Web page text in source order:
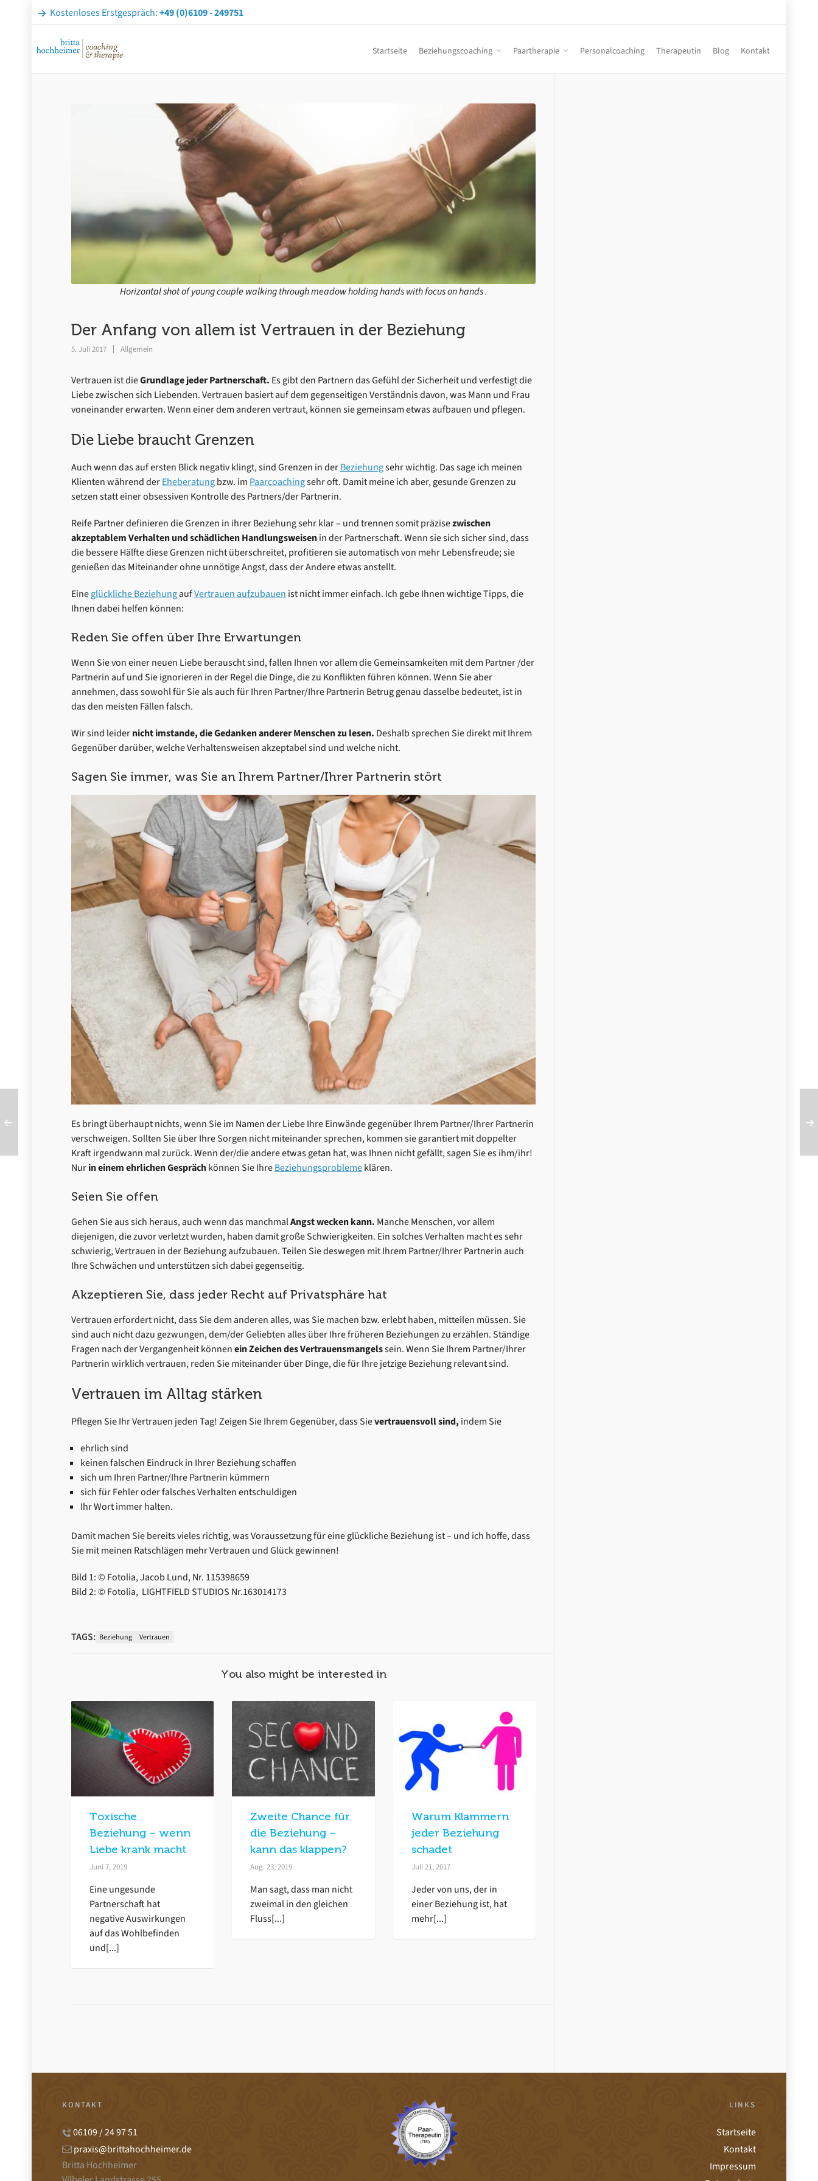
Kostenloses Erstgespräch:+49 (0)6109 - 249751
Startseite Beziehungscoaching Paartherapie Personalcoaching Therapeutin Blog Kontakt
Horizontal shot of young couple walking through meadow holding hands with focus on hands .
Der Anfang von allem ist Vertrauen in der Beziehung
5. Juli 2017 Allgemein
Vertrauen ist dieGrundlage jeder Partnerschaft. Es gibt den Partnern das Gefühl der Sicherheit und verfestigt die
Liebe zwischen sich Liebenden. Vertrauen basiert auf dem gegenseitigen Verständnis davon, was Mann und Frau
voneinander erwarten. Wenn einer dem anderen vertraut, können sie gemeinsam etwas aufbauen und pflegen.
Die Liebe braucht Grenzen
Auch wenn das auf ersten Blick negativ klingt, sind Grenzen in derBeziehungsehr wichtig. Das sage ich meinen
Klienten während derEheberatungbzw. im Paarcoachingsehr oft. Damit meine ich aber, gesunde Grenzen zu
setzen statt einer obsessiven Kontrolle des Partners/der Partnerin.
Reife Partner definieren die Grenzen in ihrer Beziehung sehr klar – und trennen somit präzisezwischen
akzeptablem Verhalten und schädlichen Handlungsweisenin der Partnerschaft. Wenn sie sich sicher sind, dass
die bessere Hälfte diese Grenzen nicht überschreitet, profitieren sie automatisch von mehr Lebensfreude; sie
genießen das Miteinander ohne unnötige Angst, dass der Andere etwas anstellt.
Eineglückliche BeziehungaufVertrauen aufzubauen ist nicht immer einfach. Ich gebe Ihnen wichtige Tipps, die
Ihnen dabei helfen können:
Reden Sie offen über Ihre Erwartungen
Wenn Sie von einer neuen Liebe berauscht sind, fallen Ihnen vor allem die Gemeinsamkeiten mit dem Partner /der
Partnerin auf und Sie ignorieren in der Regel die Dinge, die zu Konflikten führen können. Wenn Sie aber
annehmen, dass sowohl für Sie als auch für Ihren Partner/Ihre Partnerin Betrug genau dasselbe bedeutet, ist in
das den meisten Fällen falsch.
Wir sind leidernicht imstande,die Gedanken anderer Menschen zu lesen. Deshalb sprechen Sie direkt mit Ihrem
Gegenüber darüber, welche Verhaltensweisen akzeptabel sind und welche nicht.
Sagen Sie immer, was Sie an Ihrem Partner/Ihrer Partnerin stört
Es bringt überhaupt nichts, wenn Sie im Namen der Liebe Ihre Einwände gegenüber Ihrem Partner/Ihrer Partnerin
verschweigen. Sollten Sie über Ihre Sorgen nicht miteinander sprechen, kommen sie garantiert mit doppelter
Kraft irgendwann mal zurück. Wenn der/die andere etwas getan hat, was Ihnen nicht gefällt, sagen Sie es ihm/ihr!
Nurin einem ehrlichen Gesprächkönnen Sie IhreBeziehungsproblemeklären.
Seien Sie offen
Gehen Sie aus sich heraus, auch wenn das manchmalAngst wecken kann. Manche Menschen, vor allem
diejenigen, die zuvor verletzt wurden, haben damit große Schwierigkeiten. Ein solches Verhalten macht es sehr
schwierig, Vertrauen in der Beziehung aufzubauen. Teilen Sie deswegen mit Ihrem Partner/Ihrer Partnerin auch
Ihre Schwächen und unterstützen sich dabei gegenseitig.
Akzeptieren Sie, dass jeder Recht auf Privatsphäre hat
Vertrauen erfordert nicht, dass Sie dem anderen alles, was Sie machen bzw. erlebt haben, mitteilen müssen. Sie
sind auch nicht dazu gezwungen, dem/der Geliebten alles über Ihre früheren Beziehungen zu erzählen. Ständige
Fragen nach der Vergangenheit könnenein Zeichen des Vertrauensmangelssein. Wenn Sie Ihrem Partner/Ihrer
Partnerin wirklich vertrauen, reden Sie miteinander über Dinge, die für Ihre jetzige Beziehung relevant sind.
Vertrauen im Alltag stärken
Pflegen Sie Ihr Vertrauen jeden Tag! Zeigen Sie Ihrem Gegenüber, dass Sievertrauensvoll sind, indem Sie
ehrlich sind
keinen falschen Eindruck in Ihrer Beziehung schaffen
sich um Ihren Partner/Ihre Partnerin kümmern
sich für Fehler oder falsches Verhalten entschuldigen
Ihr Wort immer halten.
Damit machen Sie bereits vieles richtig, was Voraussetzung für eine glückliche Beziehung ist – und ich hoffe, dass
Sie mit meinen Ratschlägen mehr Vertrauen und Glück gewinnen!
Bild 1: © Fotolia, Jacob Lund, Nr. 115398659
Bild 2: © Fotolia, LIGHTFIELD STUDIOS Nr.163014173
TAGS: Beziehung Vertrauen
You also might be interested in
Toxische
Beziehung – wenn
Liebe krank macht
Juni 7, 2019
Eine ungesunde
Partnerschaft hat
negative Auswirkungen
auf das Wohlbefinden
und[...]
Zweite Chance für
die Beziehung –
kann das klappen?
Aug. 23, 2019
Man sagt, dass man nicht
zweimal in den gleichen
Fluss[...]
Warum Klammern
jeder Beziehung
schadet
Juli 21, 2017
Jeder von uns, der in
einer Beziehung ist, hat
mehr[...]
KONTAKT
06109 / 24 97 51
praxis@brittahochheimer.de
Britta Hochheimer
LINKS
Startseite
Kontakt
Impressum